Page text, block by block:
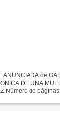
ANUNCIADA de
DE UNA
Número de
edición:...